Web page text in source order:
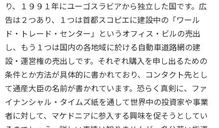
り、１９９１年にユーゴスラビアから独立した国です。広
告は２つあり、１つは首都スコピエに建設中の「ワール
ド・トレード・センター」というオフィス・ビルの売出
し、もう１つは国内の各地域に於ける自動車道路網の建
設・運営権の売出しです。それぞれ購入を申し出るための
条件とか方法が具体的に書かれており、コンタクト先とし
て通産大臣の名前が書かれています。恐らく真剣に、ファ
イナンシャル・タイムズ紙を通して世界中の投資家や事業
者に対して、マケドニアに参入する興味を促そうとしてい